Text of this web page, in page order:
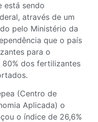
está sendo
através de um
pelo Ministério da
que o país
para o
dos fertilizantes
(Centro de
Aplicada) o
o índice de 26,6%